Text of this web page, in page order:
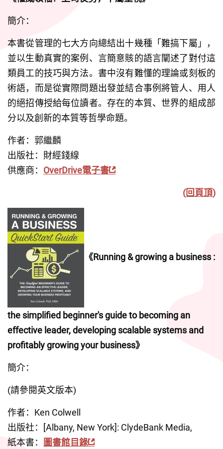
簡介：
本書從管理的七大方向總結出十幾種「難搞下屬」，
並以生動真實的案例、言簡意賅的語言闡述了對付這
類員工的技巧與方法。書中沒有難懂的理論或刻板的
術語，而是從實際問題出發並結合事例將管人、用人
的絕招傳授給每位讀者。存在的本質、世界的組成部
分以及創新的本質等哲學命題。
作者：郭繼麟
出版社：財經錢線
供應商： OverDrive電子書
(回頁頂)
《Running & growing a business :
the simplified beginner's guide to becoming an
effective leader, developing scalable systems and
profitably growing your business》
簡介：
(請參閱英文版本)
作者：Ken Colwell
出版社：[Albany, New York]: ClydeBank Media,
紙本書： 圖書館目錄